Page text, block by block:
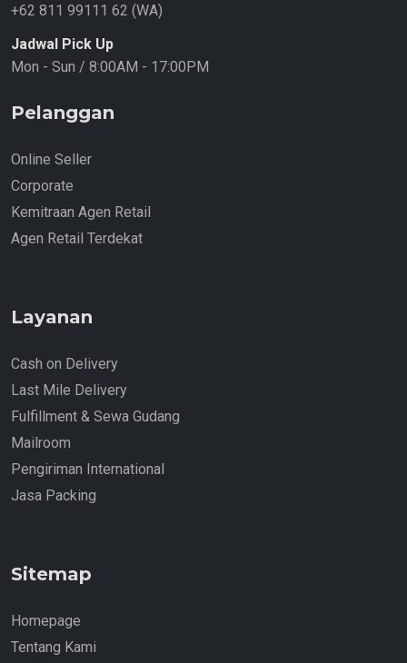
+62 811 99111 62 (WA)
Jadwal Pick Up
Mon - Sun / 8:00AM - 17:00PM
Pelanggan
Online Seller
Corporate
Kemitraan Agen Retail
Agen Retail Terdekat
Layanan
Cash on Delivery
Last Mile Delivery
Fulfillment & Sewa Gudang
Mailroom
Pengiriman International
Jasa Packing
Sitemap
Homepage
Tentang Kami